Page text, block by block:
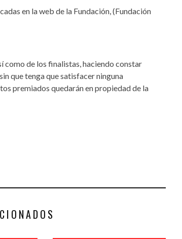
en la web de la Fundación, (Fundación
como de los finalistas, haciendo constar
que tenga que satisfacer ninguna
premiados quedarán en propiedad de la